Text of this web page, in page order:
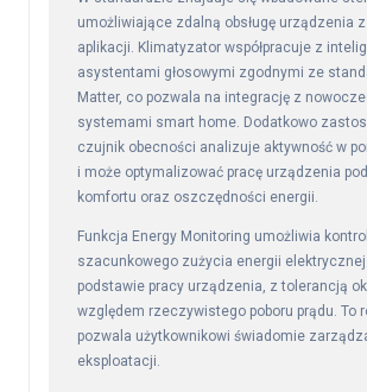
umożliwiające zdalną obsługę urządzenia
aplikacji. Klimatyzator współpracuje z
asystentami głosowymi zgodnymi ze
Matter, co pozwala na integrację z
systemami smart home. Dodatkowo
czujnik obecności analizuje aktywność w
i może optymalizować pracę urządzenia
komfortu oraz oszczędności energii.
Funkcja Energy Monitoring umożliwia
szacunkowego zużycia energii elektrycznej
podstawie pracy urządzenia, z tolerancją
względem rzeczywistego poboru prądu. To
pozwala użytkownikowi świadomie
eksploatacji.